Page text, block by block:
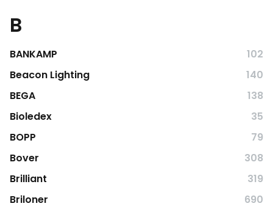
B
BANKAMP
102
Beacon Lighting
140
BEGA
138
Bioledex
35
BOPP
79
Bover
308
Brilliant
319
Briloner
690